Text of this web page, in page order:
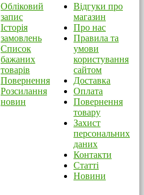
Обліковий
запис
Історія
замовлень
Список
бажаних
товарів
Повернення
Розсилання
новин
Відгуки про
магазин
Про нас
Правила та
умови
користування
сайтом
Доставка
Оплата
Повернення
товару
Захист
персональних
даних
Контакти
Статті
Новини